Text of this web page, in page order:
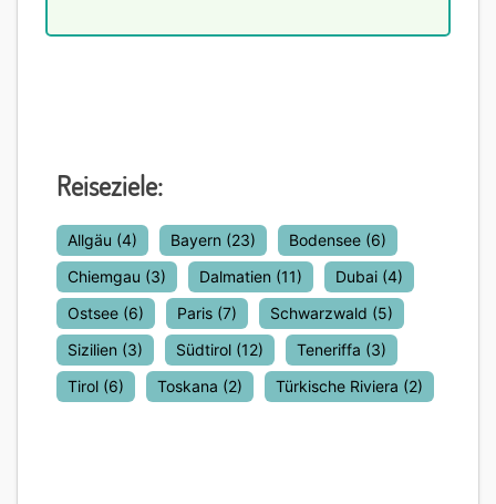
Reiseziele:
Allgäu (4) Bayern (23) Bodensee (6)
Chiemgau (3) Dalmatien (11) Dubai (4)
Ostsee (6) Paris (7) Schwarzwald (5)
Sizilien (3) Südtirol (12) Teneriffa (3)
Tirol (6) Toskana (2) Türkische Riviera (2)